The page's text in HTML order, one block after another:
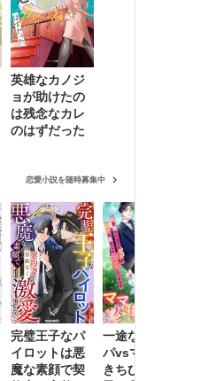
英雄なカノジ
ョが助けたの
は残念なカレ
のはずだった
恋愛小説を随時募集中
完璧王子なパ
イロットは悪
魔な素顔で契
一途な社長パ
パvsママ大好
きちびっこ息